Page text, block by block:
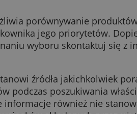
oferowanymi za
umożliwia
dokonaniu wyboru